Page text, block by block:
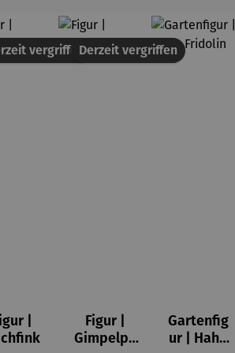
5 Sternen
vergriffen
|
Derzeit vergriffen
Figur |
Gimpelpa
Gartenfig
ur | Hahn